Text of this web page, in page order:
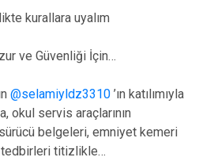
kurallara uyalım
ve Güvenliği İçin…
@selamiyldz3310 ’ın katılımıyla
okul servis araçlarının
belgeleri, emniyet kemeri
tedbirleri titizlikle…